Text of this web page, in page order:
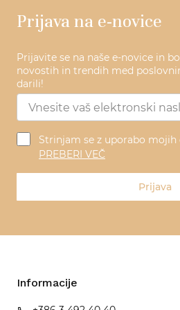
Prijava na e-novice
Prijavite se na naše e-novice in
novostih in trendih med
darili!
Strinjam se z uporabo mojih
PREBERI VEČ
Prijava
Informacije